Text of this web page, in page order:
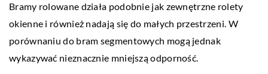
Bramy rolowane działa podobnie jak zewnętrzne rolety
okienne i również nadają się do małych przestrzeni. W
porównaniu do bram segmentowych mogą jednak
wykazywać nieznacznie mniejszą odporność.